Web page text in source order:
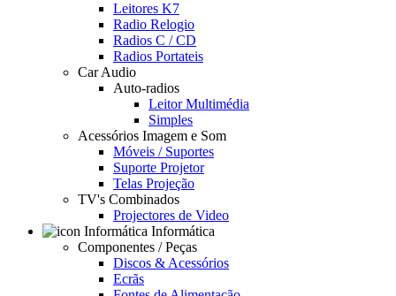
Leitores K7
Radio Relogio
Radios C / CD
Radios Portateis
Car Audio
Auto-radios
Leitor Multimédia
Simples
Acessórios Imagem e Som
Móveis / Suportes
Suporte Projetor
Telas Projeção
TV's Combinados
Projectores de Video
Informática
Componentes / Peças
Discos & Acessórios
Ecrãs